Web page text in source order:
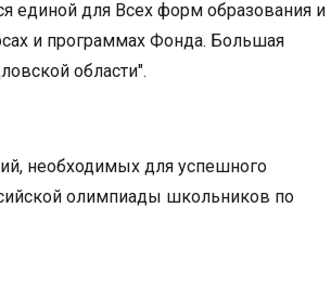
единой для Всех форм образования и
и программах Фонда. Большая
области".
необходимых для успешного
олимпиады школьников по